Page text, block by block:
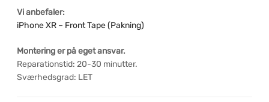
Vi anbefaler:
iPhone XR – Front Tape (Pakning)
Montering er på eget ansvar.
Reparationstid: 20-30 minutter.
Sværhedsgrad: LET